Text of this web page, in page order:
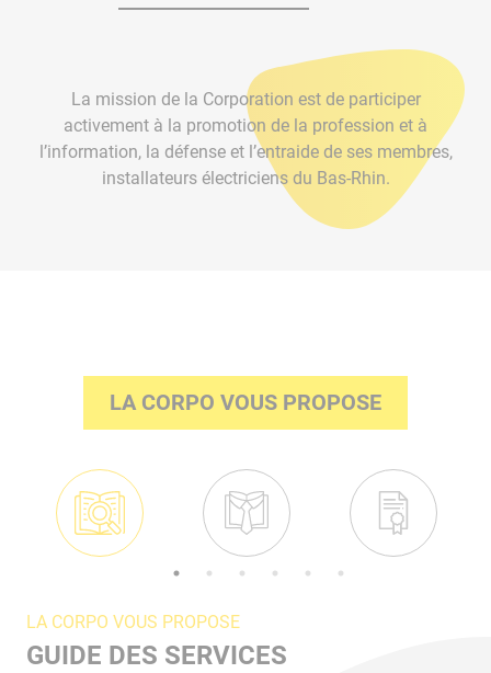
La mission de la Corporation est de participer
activement à la promotion de la profession et à
l’information, la défense et l’entraide de ses membres,
installateurs électriciens du Bas-Rhin.
LA CORPO VOUS PROPOSE
LA CORPO VOUS PROPOSE
GUIDE DES SERVICES